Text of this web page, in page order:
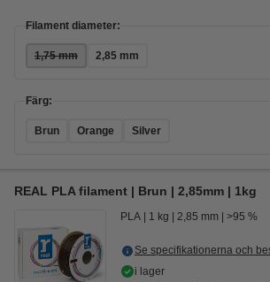
Filament diameter:
1,75 mm 2,85 mm
Färg:
Brun Orange Silver
REAL PLA filament | Brun | 2,85mm | 1kg
PLA 1 kg 2,85 mm >95 %
Se specifikationerna och
i lager